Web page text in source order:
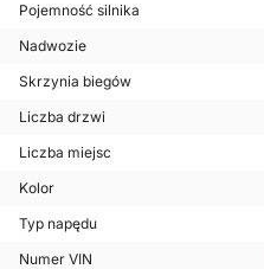
Pojemność silnika
Nadwozie
Skrzynia biegów
Liczba drzwi
Liczba miejsc
Kolor
Typ napędu
Numer VIN